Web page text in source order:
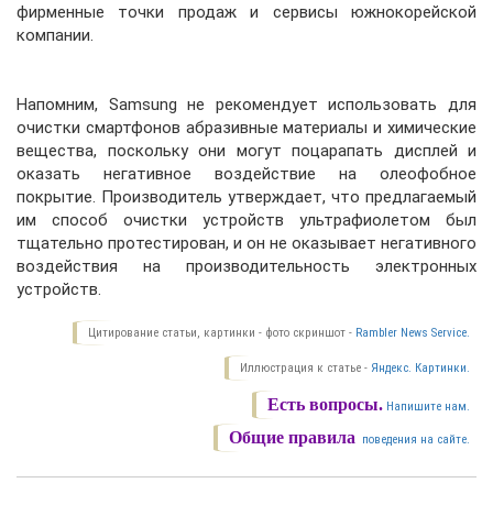
фирменные точки продаж и сервисы южнокорейской
компании.
Напомним, Samsung не рекомендует использовать для
очистки смартфонов абразивные материалы и химические
вещества, поскольку они могут поцарапать дисплей и
оказать негативное воздействие на олеофобное
покрытие. Производитель утверждает, что предлагаемый
им способ очистки устройств ультрафиолетом был
тщательно протестирован, и он не оказывает негативного
воздействия на производительность электронных
устройств.
Цитирование статьи, картинки - фото скриншот - Rambler News Service.
Иллюстрация к статье - Яндекс. Картинки.
Есть вопросы. Напишите нам.
Общие правила поведения на сайте.